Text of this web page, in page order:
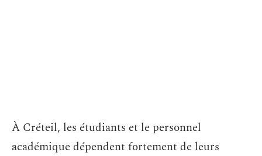
À Créteil, les étudiants et le personnel
académique dépendent fortement de leurs